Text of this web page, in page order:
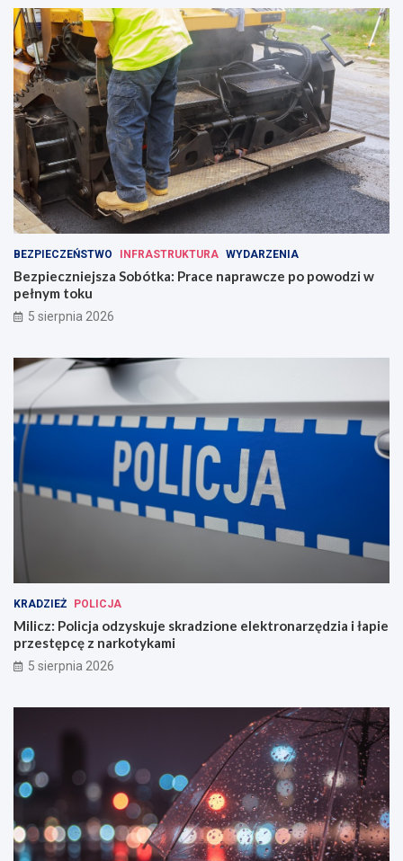
BEZPIECZEŃSTWO INFRASTRUKTURA WYDARZENIA
Bezpieczniejsza Sobótka: Prace naprawcze po powodzi w
pełnym toku
5 sierpnia 2026
KRADZIEŻ POLICJA
Milicz: Policja odzyskuje skradzione elektronarzędzia i łapie
przestępcę z narkotykami
5 sierpnia 2026